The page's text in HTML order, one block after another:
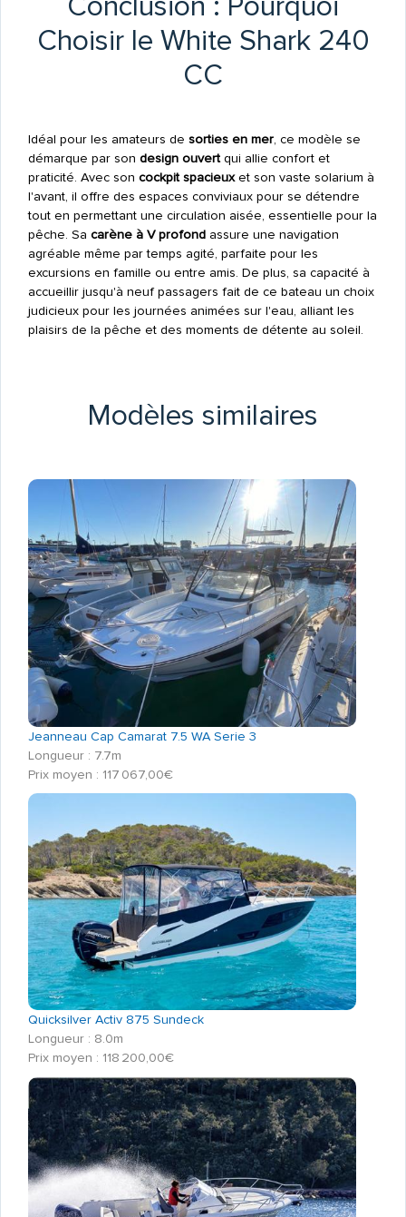
Choisir le White Shark 240
CC
Idéal pour les amateurs de sorties en mer, ce modèle se
démarque par son design ouvertqui allie confort et
praticité. Avec son cockpit spacieuxet son vaste solarium à
l'avant, il offre des espaces conviviaux pour se détendre
tout en permettant une circulation aisée, essentielle pour la
pêche. Sa carène à V profondassure une navigation
agréable même par temps agité, parfaite pour les
excursions en famille ou entre amis. De plus, sa capacité à
accueillir jusqu'à neuf passagers fait de ce bateau un choix
judicieux pour les journées animées sur l'eau, alliant les
plaisirs de la pêche et des moments de détente au soleil.
Modèles similaires
Jeanneau Cap Camarat 7.5 WA Serie 3
Longueur : 7.7m
Prix moyen : 117 067,00€
Quicksilver Activ 875 Sundeck
Longueur : 8.0m
Prix moyen : 118 200,00€